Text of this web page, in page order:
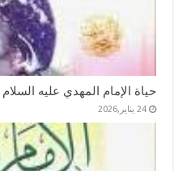
حياة الإمام المهدي عليه السلام
24 يناير,2026